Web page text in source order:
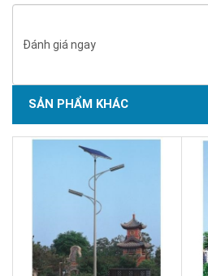
SẢN PHẨM CHẤT LƯỢNG - DỊCH
Đánh giá ngay
SẢN PHẨM KHÁC